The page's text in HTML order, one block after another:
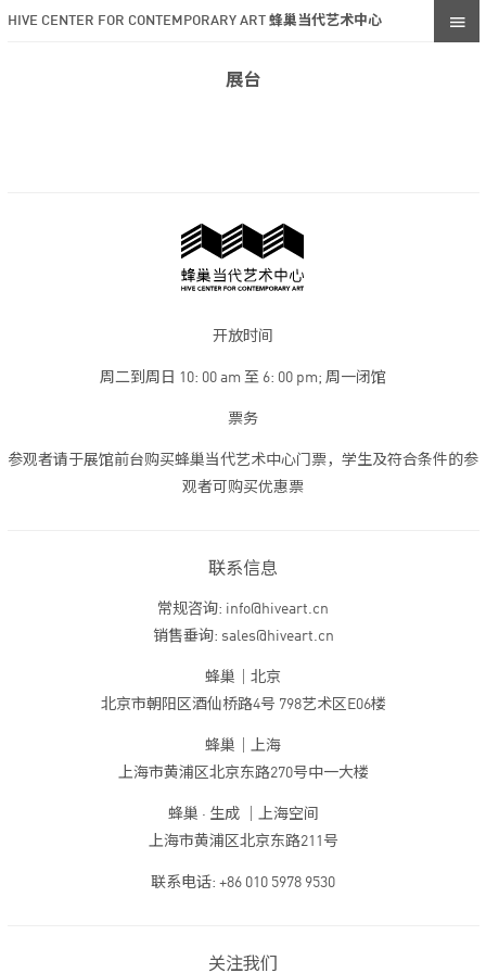
HIVE CENTER FOR CONTEMPORARY ART 蜂巢当代艺术中心
展台
开放时间
周二到周日 10: 00 am 至 6: 00 pm; 周一闭馆
票务
参观者请于展馆前台购买蜂巢当代艺术中心门票，学生及符合条件的参
观者可购买优惠票
联系信息
常规咨询: info@hiveart.cn
销售垂询: sales@hiveart.cn
蜂巢｜北京
北京市朝阳区酒仙桥路4号 798艺术区E06楼
蜂巢｜上海
上海市黄浦区北京东路270号中一大楼
蜂巢 · 生成 ｜上海空间
上海市黄浦区北京东路211号
联系电话: +86 010 5978 9530
关注我们